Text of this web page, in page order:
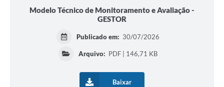
Modelo Técnico de Monitoramento e Avaliação -
GESTOR
Publicado em: 30/07/2026
Arquivo: PDF | 146,71 KB
Baixar